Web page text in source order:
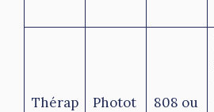
Thérap
Photot
808 ou